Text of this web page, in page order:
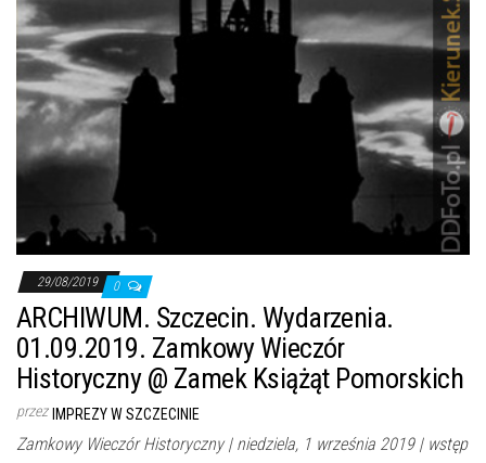
29/08/2019 0
ARCHIWUM. Szczecin. Wydarzenia.
01.09.2019. Zamkowy Wieczór
Historyczny @ Zamek Książąt Pomorskich
przez IMPREZY W SZCZECINIE
Zamkowy Wieczór Historyczny | niedziela, 1 września 2019 | wstęp